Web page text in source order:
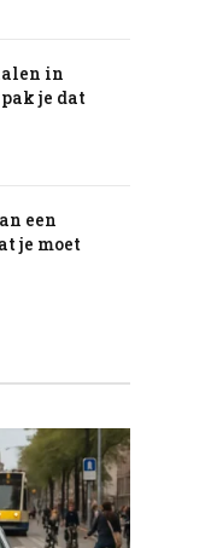
in
je dat
een
je moet